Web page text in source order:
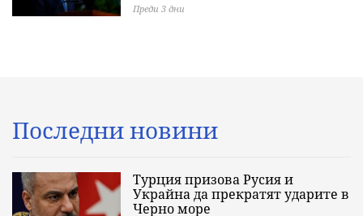
Преди 3 дни
Последни новини
Турция призова Русия и
Украйна да прекратят ударите в
Черно море